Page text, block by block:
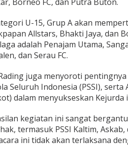
U-15, Grup A akan
Allstars, Bhakti Jaya, dan
adalah Penajam Utama,
dan Serau FC.
juga menyoroti
Seluruh Indonesia (PSSI),
dalam menyukseskan Kejurda
kegiatan ini sangat
termasuk PSSI Kaltim,
ini tidak akan terlaksana